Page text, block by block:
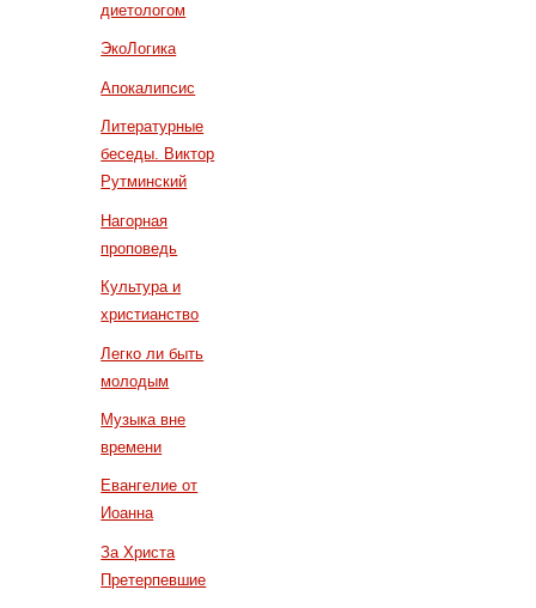
диетологом
ЭкоЛогика
Апокалипсис
Литературные
беседы. Виктор
Рутминский
Нагорная
проповедь
Культура и
христианство
Легко ли быть
молодым
Музыка вне
времени
Евангелие от
Иоанна
За Христа
Претерпевшие